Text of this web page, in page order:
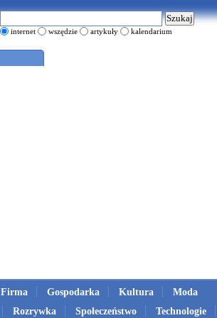
internet wszędzie artykuły kalendarium
Firma Gospodarka Kultura
Moda
Rozrywka Społeczeństwo Technologie